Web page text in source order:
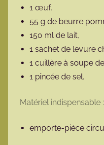
1 œuf,
55 g de beurre
150 ml de lait,
1 sachet de levure
1 cuillère à soupe
1 pincée de sel.
Matériel indispensable :
emporte-pièce